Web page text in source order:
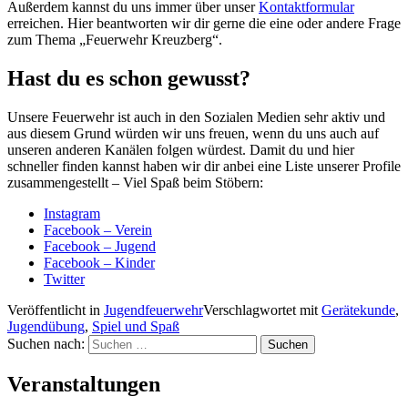
Außerdem kannst du uns immer über unserKontaktformular
erreichen. Hier beantworten wir dir gerne die eine oder andere Frage
zum Thema „Feuerwehr Kreuzberg“.
Hast du es schon gewusst?
Unsere Feuerwehr ist auch in den Sozialen Medien sehr aktiv und
aus diesem Grund würden wir uns freuen, wenn du uns auch auf
unseren anderen Kanälen folgen würdest. Damit du und hier
schneller finden kannst haben wir dir anbei eine Liste unserer Profile
zusammengestellt – Viel Spaß beim Stöbern:
Instagram
Facebook – Verein
Facebook – Jugend
Facebook – Kinder
Twitter
Veröffentlicht in JugendfeuerwehrVerschlagwortet mit Gerätekunde,
Jugendübung, Spiel und Spaß
Suchen nach:
Veranstaltungen